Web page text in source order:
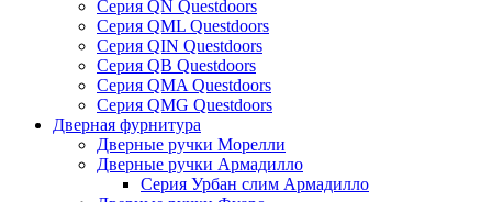
Серия QN Questdoors
Серия QML Questdoors
Серия QIN Questdoors
Серия QB Questdoors
Серия QMA Questdoors
Серия QMG Questdoors
Дверная фурнитура
Дверные ручки Морелли
Дверные ручки Армадилло
Серия Урбан слим Армадилло